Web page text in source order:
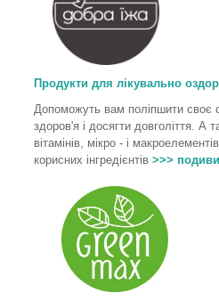
Продукти для лікувально
Допоможуть вам поліпшити своє
здоров'я і досягти довголіття. А
вітамінів, мікро - і
корисних інгредієнтів >>>